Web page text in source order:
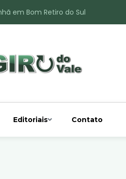
em Bom Retiro do Sul
do Sul
Editoriais Contato